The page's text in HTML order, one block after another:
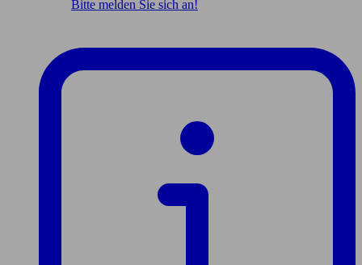
Bitte melden Sie sich an!